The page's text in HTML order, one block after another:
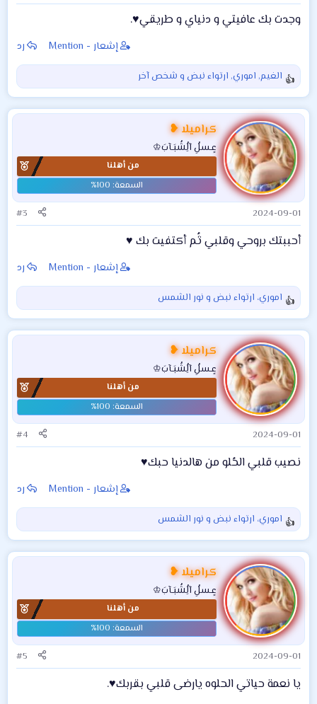
وجدت بك عافيتي و دنياي و طريقي♥️.
إشعار - Mention رد
ا
ل
ت
ف
ا
ع
ل
ا
ت
:
الغيم, اموري, ارتواء نبض و شخص آخر
كراميلا ❥
عٍـسلُِ آلُِشُبَـآبَ♔
من أهلنا
2024-09-01
#3
أحببتك بروحي وقلبي ثُم أكتفيت بك ♥️
إشعار - Mention رد
ا
ل
ت
ف
ا
ع
ل
ا
ت
:
اموري، ارتواء نبض و نور الشمس
كراميلا ❥
عٍـسلُِ آلُِشُبَـآبَ♔
من أهلنا
2024-09-01
#4
نصيب قلبي الحُلو من هالدنيا حبك♥️
إشعار - Mention رد
ا
ل
ت
ف
ا
ع
ل
ا
ت
:
اموري، ارتواء نبض و نور الشمس
كراميلا ❥
عٍـسلُِ آلُِشُبَـآبَ♔
من أهلنا
2024-09-01
#5
يا نعمة حياتي الحلوه يارضى قلبي بقربك♥️.